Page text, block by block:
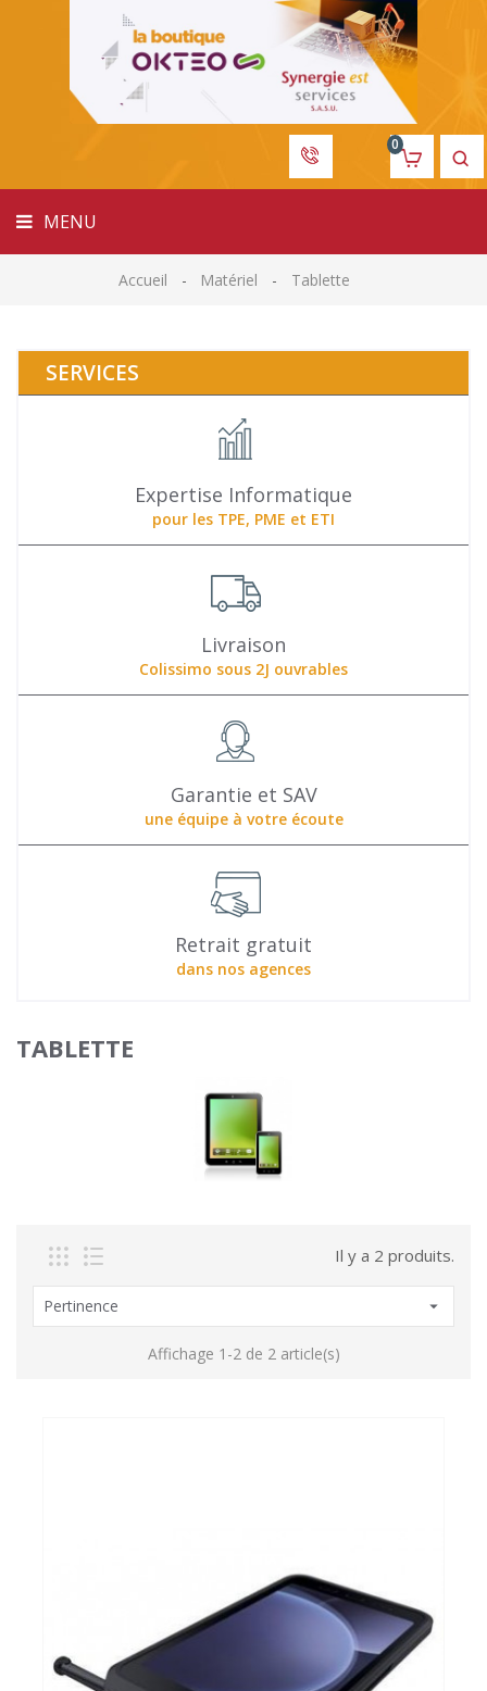
0
MENU
Accueil Matériel Tablette
SERVICES
Expertise Informatique
pour les TPE, PME et ETI
Livraison
Colissimo sous 2J ouvrables
Garantie et SAV
une équipe à votre écoute
Retrait gratuit
dans nos agences
TABLETTE
Il y a 2 produits.
Pertinence 
Affichage 1-2 de 2 article(s)